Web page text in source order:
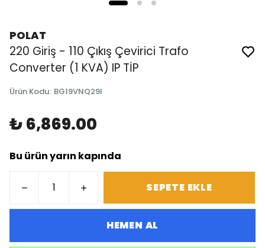
POLAT
220 Giriş - 110 Çıkış Çevirici Trafo
Converter (1 KVA) IP TİP
Ürün Kodu: BG19VNQ29I
₺ 6,869.00
Bu ürün yarın kapında
SEPETE EKLE
HEMEN AL